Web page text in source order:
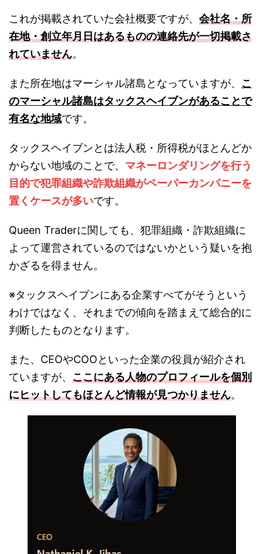
これが掲載されていた会社概要ですが、 会社名・所
在地・創立年月日はあるものの連絡先が一切掲載さ
れていません。
また所在地はマーシャル諸島となっていますが、 こ
のマーシャル諸島はタックスヘイブンがあることで
有名な地域です。
タックスヘイブンとは法人税・所得税がほとんどか
からない地域のことで、 マネーロンダリングを行う
目的で犯罪組織や詐欺組織がペーパーカンパニーを
置くケースが多いです。
Queen Traderに関しても、犯罪組織・詐欺組織に
よって運営されているのではないかという疑いを抱
かざるを得ません。
※タックスヘイブンにある企業すべてがそうという
わけではなく、それまでの傾向を踏まえて総合的に
判断したものとなります。
また、CEOやCOOといった企業の役員が紹介され
ていますが、 ここにある人物のプロフィールを個別
にヒットしてもほとんど情報が見つかりません。